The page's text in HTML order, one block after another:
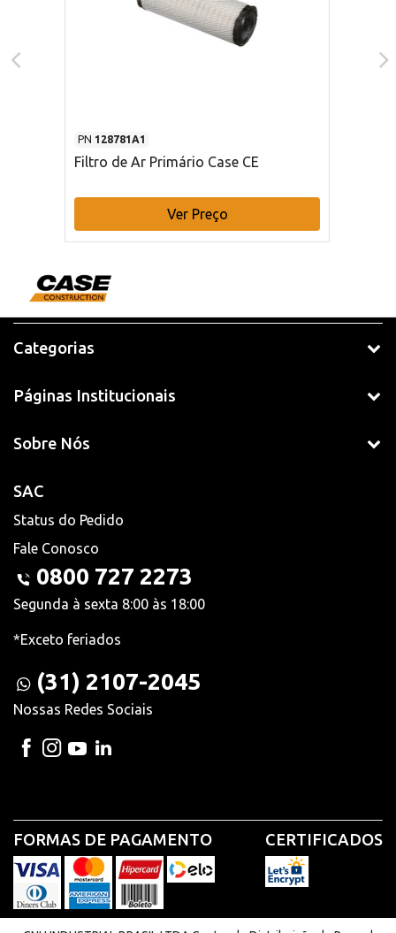
PN 128781A1
Filtro de Ar Primário Case CE
Ver Preço
Categorias
Páginas Institucionais
Sobre Nós
SAC
Status do Pedido
Fale Conosco
0800 727 2273
Segunda à sexta 8:00 às 18:00
*Exceto feriados
(31) 2107-2045
Nossas Redes Sociais
FORMAS DE PAGAMENTO CERTIFICADOS